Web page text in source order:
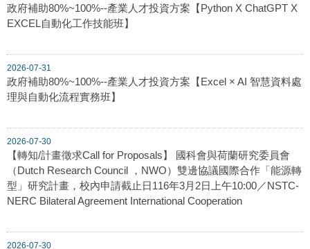
政府補助80%~100%--產業人才投資方案【Python X ChatGPT X
EXCEL自動化工作技能班】
2026-07-31
政府補助80%~100%--產業人才投資方案【Excel × AI 智慧資料處
理與自動化流程實務班】
2026-07-30
【轉知/計畫徵求Call for Proposals】 國科會與荷蘭研究委員會
（Dutch Research Council ，NWO）雙邊協議國際合作「能源轉
型」研究計畫，校內申請截止日116年3月2日上午10:00／NSTC-
NERC Bilateral Agreement International Cooperation
2026-07-30